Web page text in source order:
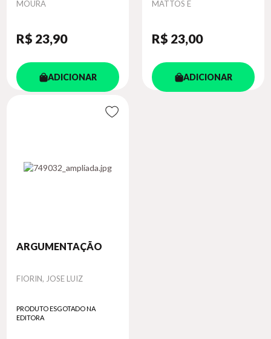
MOURA
R$ 23,90
ADICIONAR
MATTOS E
R$ 23,00
ADICIONAR
ARGUMENTAÇÃO
Autor
FIORIN, JOSE LUIZ
PRODUTO ESGOTADO NA
EDITORA